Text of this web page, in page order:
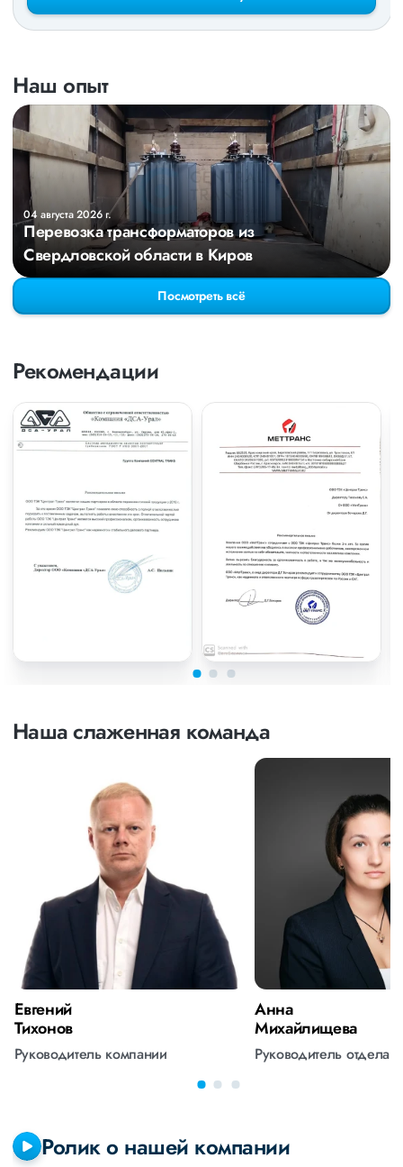
Наш опыт
04 августа 2026 г.
Перевозка трансформаторов из
Свердловской области в Киров
Посмотреть всё
Рекомендации
Наша слаженная команда
Евгений
Тихонов
Руководитель компании
Анна
Михайлищева
Руководитель отдела
Ролик о нашей компании